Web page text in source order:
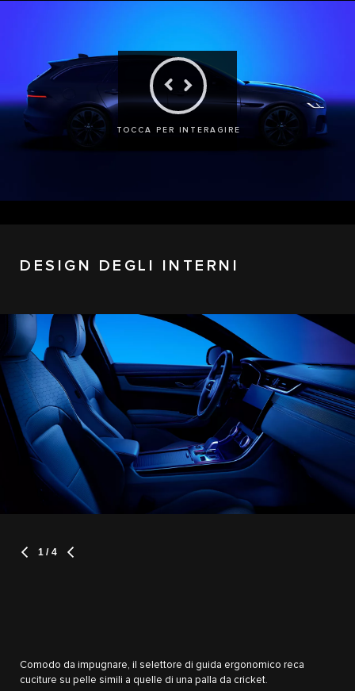
TOCCA PER INTERAGIRE
DESIGN DEGLI INTERNI
1 / 4
Comodo da impugnare, il selettore di guida ergonomico reca
cuciture su pelle simili a quelle di una palla da cricket.